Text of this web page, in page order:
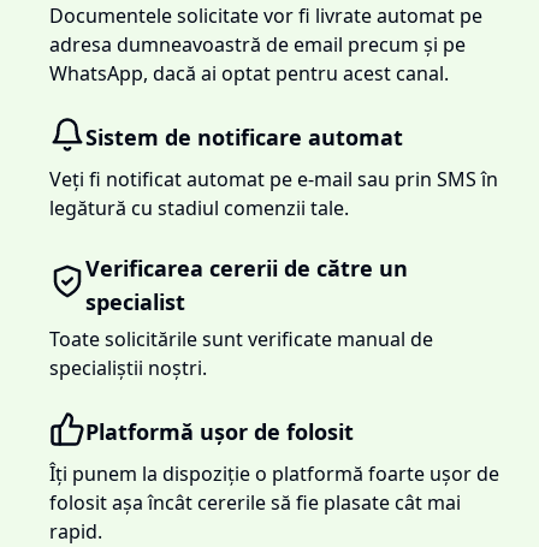
Documentele solicitate vor fi livrate automat pe
adresa dumneavoastră de email precum și pe
WhatsApp, dacă ai optat pentru acest canal.
Sistem de notificare automat
Veți fi notificat automat pe e-mail sau prin SMS în
legătură cu stadiul comenzii tale.
Verificarea cererii de către un
specialist
Toate solicitările sunt verificate manual de
specialiștii noștri.
Platformă ușor de folosit
Îți punem la dispoziție o platformă foarte ușor de
folosit așa încât cererile să fie plasate cât mai
rapid.